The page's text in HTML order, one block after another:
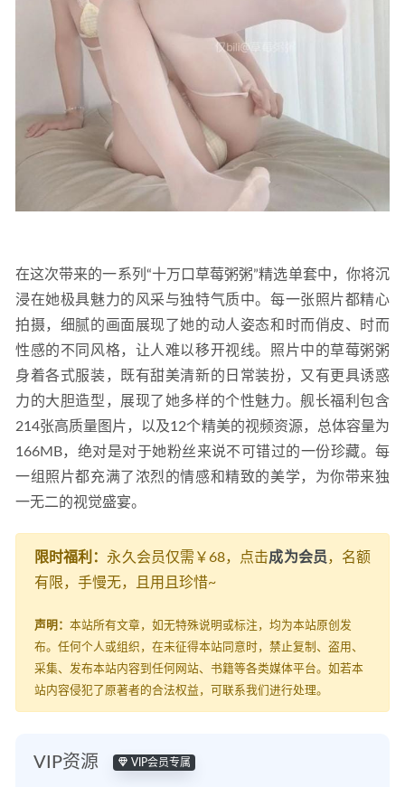
在这次带来的一系列“十万口草莓粥粥”精选单套中，你将沉
浸在她极具魅力的风采与独特气质中。每一张照片都精心
拍摄，细腻的画面展现了她的动人姿态和时而俏皮、时而
性感的不同风格，让人难以移开视线。照片中的草莓粥粥
身着各式服装，既有甜美清新的日常装扮，又有更具诱惑
力的大胆造型，展现了她多样的个性魅力。舰长福利包含
214张高质量图片，以及12个精美的视频资源，总体容量为
166MB，绝对是对于她粉丝来说不可错过的一份珍藏。每
一组照片都充满了浓烈的情感和精致的美学，为你带来独
一无二的视觉盛宴。
限时福利： 永久会员仅需￥68，点击成为会员，名额
有限，手慢无，且用且珍惜~
声明： 本站所有文章，如无特殊说明或标注，均为本站原创发
布。任何个人或组织，在未征得本站同意时，禁止复制、盗用、
采集、发布本站内容到任何网站、书籍等各类媒体平台。如若本
站内容侵犯了原著者的合法权益，可联系我们进行处理。
VIP资源 VIP会员专属